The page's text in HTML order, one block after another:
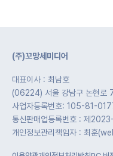
(주)꼬망세미디어
대표이사 : 최남호
(06224) 서울 강남구 논현로
사업자등록번호: 105-81-
통신판매업등록번호 : 제
개인정보관리책임자 : 최훈